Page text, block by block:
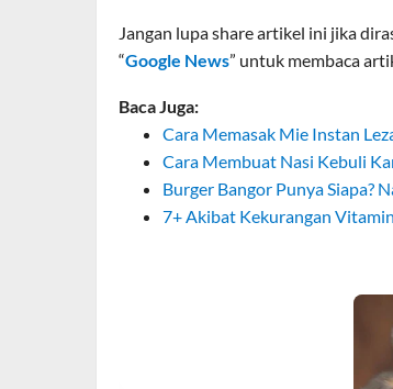
Jangan lupa share artikel ini jika
“Google News” untuk membaca
Baca Juga:
Cara Memasak Mie Instan
Cara Membuat Nasi Kebuli
Burger Bangor Punya Siapa?
7+ Akibat Kekurangan